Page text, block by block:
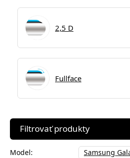
2,5 D
Fullface
Filtrovať produkty
Model: Samsung